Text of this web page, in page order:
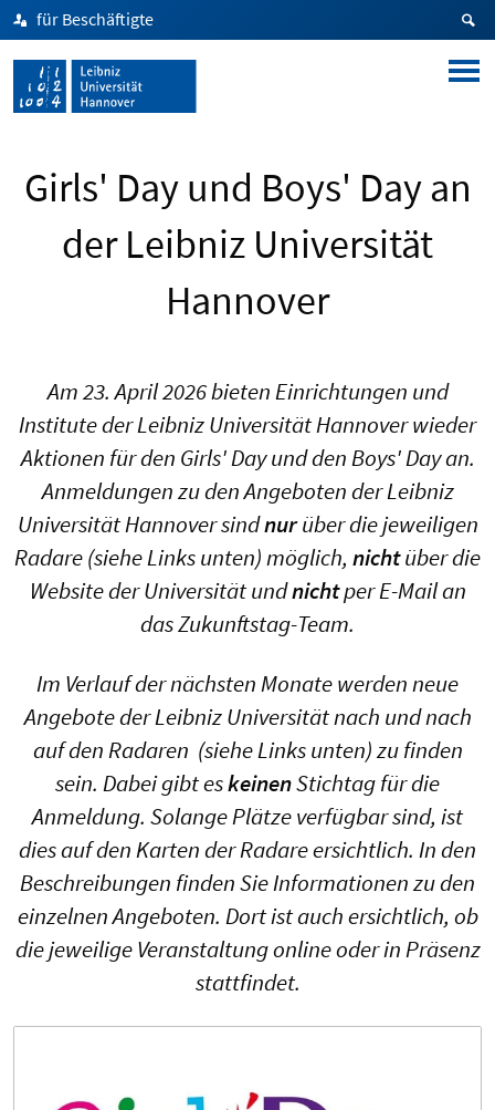
für Beschäftigte
Girls' Day und Boys' Day an
der Leibniz Universität
Hannover
Am 23. April 2026 bieten Einrichtungen und
Institute der Leibniz Universität Hannover wieder
Aktionen für den Girls' Day und den Boys' Day an.
Anmeldungen zu den Angeboten der Leibniz
Universität Hannover sindnurüber die jeweiligen
Radare (siehe Links unten) möglich, nichtüber die
Website der Universität undnichtper E-Mail an
das Zukunftstag-Team.
Im Verlauf der nächsten Monate werden neue
Angebote der Leibniz Universität nach und nach
auf denRadaren (siehe Links unten) zu finden
sein. Dabei gibt eskeinenStichtag für die
Anmeldung. Solange Plätze verfügbar sind, ist
dies auf den Karten der Radare ersichtlich. In den
Beschreibungen finden Sie Informationen zu den
einzelnen Angeboten. Dort ist auch ersichtlich, ob
die jeweilige Veranstaltung online oder in Präsenz
stattfindet.